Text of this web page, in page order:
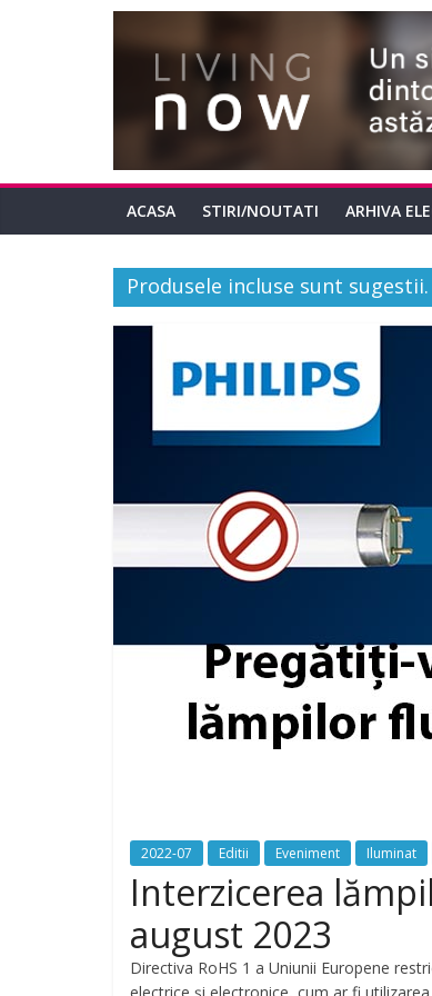
ACASA STIRI/NOUTATI ARHIVA
Produsele incluse sunt
2022-07 Editii Eveniment Iluminat
Interzicerea
august 2023
Directiva RoHS 1 a Uniunii Europene